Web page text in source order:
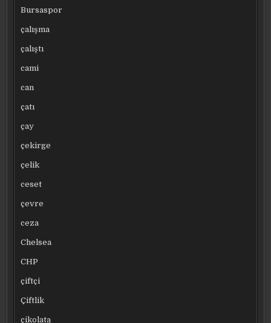
Bursaspor
çalışma
çalıştı
cami
can
çatı
çay
çekirge
çelik
ceset
çevre
ceza
Chelsea
CHP
çiftçi
Çiftlik
çikolata